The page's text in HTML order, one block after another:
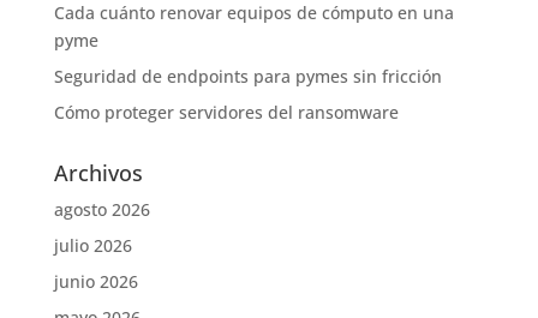
Cada cuánto renovar equipos de cómputo en una
pyme
Seguridad de endpoints para pymes sin fricción
Cómo proteger servidores del ransomware
Archivos
agosto 2026
julio 2026
junio 2026